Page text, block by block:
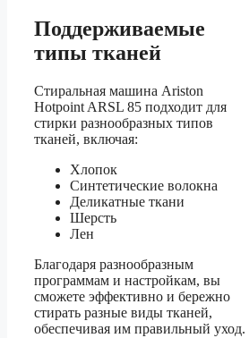
Поддерживаемые
типы тканей
Стиральная машина Ariston
Hotpoint ARSL 85 подходит для
стирки разнообразных типов
тканей, включая:
Хлопок
Синтетические волокна
Деликатные ткани
Шерсть
Лен
Благодаря разнообразным
программам и настройкам, вы
сможете эффективно и бережно
стирать разные виды тканей,
обеспечивая им правильный уход.